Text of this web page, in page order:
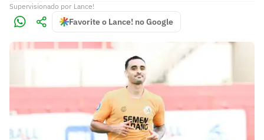
Supervisionado por Lance!
Favorite o Lance! no Google